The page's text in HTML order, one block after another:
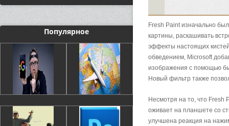
Популярное
Fresh Paint изначально
картины, раскашивать
эффекты настоящих
обведением, Microsoft
изображения c помощью
Новый фильтр также
Несмотря на то, что Fresh
оживает на планшете со
улучшена реакция на